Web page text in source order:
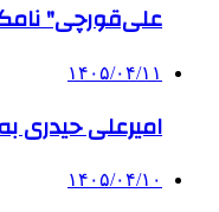
علی‌قورچی"
۱۴۰۵/۰۴/۱۱
امیرعلی حیدری
۱۴۰۵/۰۴/۱۰